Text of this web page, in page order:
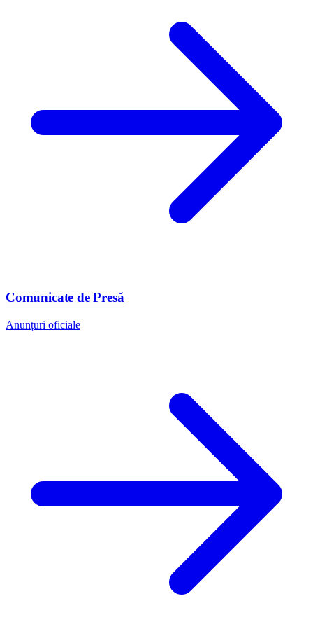
Comunicate de Presă
Anunțuri oficiale